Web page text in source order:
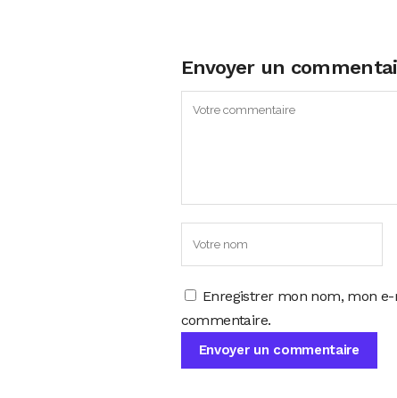
Envoyer un
Enregistrer mon nom, mon
commentaire.